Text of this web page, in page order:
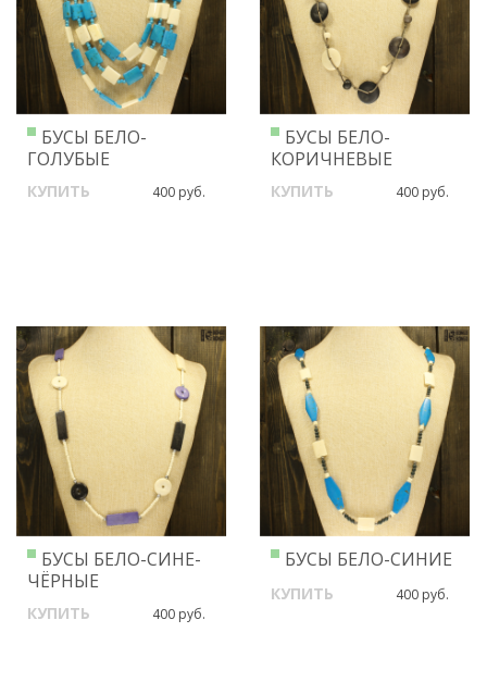
БУСЫ БЕЛО-
ГОЛУБЫЕ
КУПИТЬ 400 руб.
БУСЫ БЕЛО-
КОРИЧНЕВЫЕ
КУПИТЬ 400 руб.
БУСЫ БЕЛО-СИНЕ-
ЧЁРНЫЕ
КУПИТЬ 400 руб.
БУСЫ БЕЛО-СИНИЕ
КУПИТЬ 400 руб.